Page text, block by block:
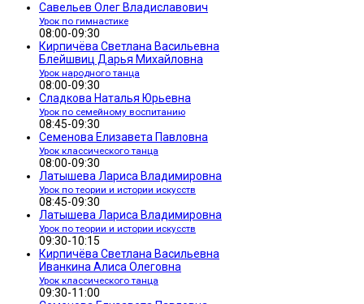
Савельев Олег Владиславович
Урок по гимнастике
08:00-09:30
Кирпичёва Светлана Васильевна
Блейшвиц Дарья Михайловна
Урок народного танца
08:00-09:30
Сладкова Наталья Юрьевна
Урок по семейному воспитанию
08:45-09:30
Семенова Елизавета Павловна
Урок классического танца
08:00-09:30
Латышева Лариса Владимировна
Урок по теории и истории искусств
08:45-09:30
Латышева Лариса Владимировна
Урок по теории и истории искусств
09:30-10:15
Кирпичёва Светлана Васильевна
Иванкина Алиса Олеговна
Урок классического танца
09:30-11:00